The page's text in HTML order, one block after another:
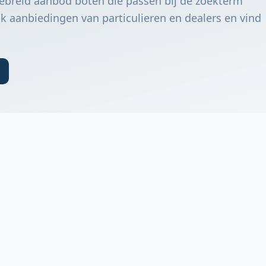
aanbiedingen van particulieren en dealers en vind